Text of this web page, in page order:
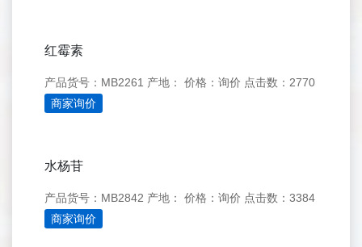
红霉素
产品货号：MB2261 产地： 价格：询价 点击数：2770
商家询价
水杨苷
产品货号：MB2842 产地： 价格：询价 点击数：3384
商家询价